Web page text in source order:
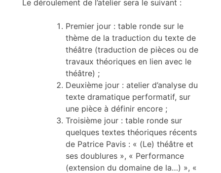
Le déroulement de l’atelier sera le suivant :
Premier jour : table ronde sur le
thème de la traduction du texte de
théâtre (traduction de pièces ou de
travaux théoriques en lien avec le
théâtre) ;
Deuxième jour : atelier d’analyse du
texte dramatique performatif, sur
une pièce à définir encore ;
Troisième jour : table ronde sur
quelques textes théoriques récents
de Patrice Pavis : « (Le) théâtre et
ses doublures », « Performance
(extension du domaine de la…) », «